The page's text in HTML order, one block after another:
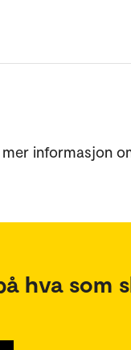
informasjon
hva som